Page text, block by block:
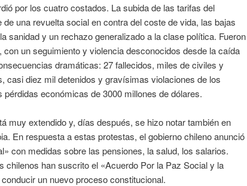
por los cuatro costados. La subida de las tarifas del
de una revuelta social en contra del coste de vida, las bajas
sanidad y un rechazo generalizado a la clase política. Fueron
con un seguimiento y violencia desconocidos desde la caída
dramáticas: 27 fallecidos, miles de civiles y
casi diez mil detenidos y gravísimas violaciones de los
económicas de 3000 millones de dólares.
muy extendido y, días después, se hizo notar también en
En respuesta a estas protestas, el gobierno chileno anunció
con medidas sobre las pensiones, la salud, los salarios.
chilenos han suscrito el «Acuerdo Por la Paz Social y la
un nuevo proceso constitucional.